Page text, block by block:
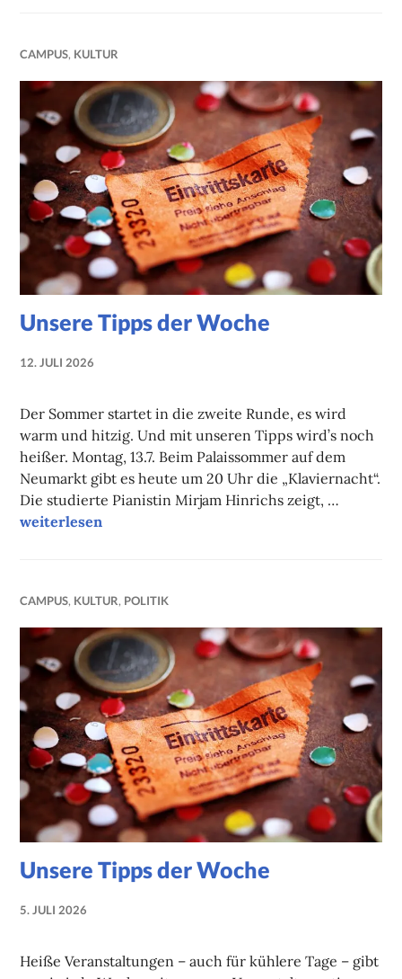
CAMPUS, KULTUR
Unsere Tipps der Woche
12. JULI 2026
Der Sommer startet in die zweite Runde, es wird
warm und hitzig. Und mit unseren Tipps wird’s noch
heißer. Montag, 13.7. Beim Palaissommer auf dem
Neumarkt gibt es heute um 20 Uhr die „Klaviernacht“.
Die studierte Pianistin Mirjam Hinrichs zeigt, …
Unsere Tipps der Woche
weiterlesen
CAMPUS, KULTUR, POLITIK
Unsere Tipps der Woche
5. JULI 2026
Heiße Veranstaltungen – auch für kühlere Tage – gibt